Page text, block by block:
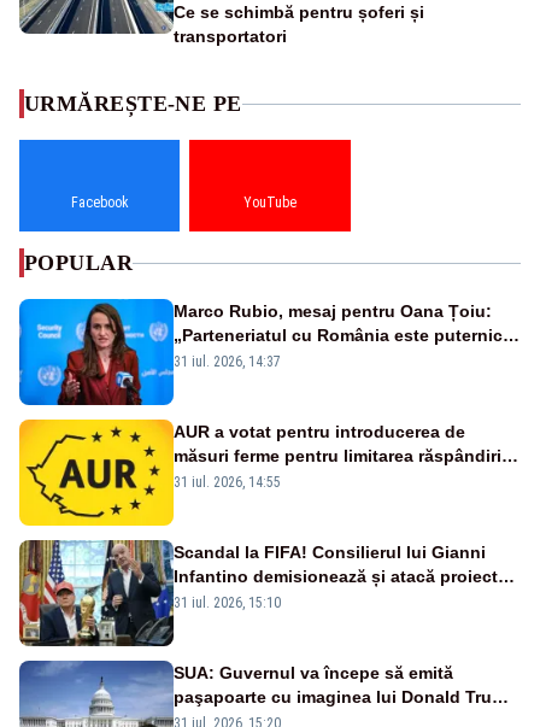
Ce se schimbă pentru șoferi și
transportatori
URMĂREȘTE-NE PE
Facebook YouTube
POPULAR
Marco Rubio, mesaj pentru Oana Țoiu:
„Parteneriatul cu România este puternic
și prețuit”
31 iul. 2026, 14:37
AUR a votat pentru introducerea de
măsuri ferme pentru limitarea răspândirii
virusului pestei porcine africane
31 iul. 2026, 14:55
Scandal la FIFA! Consilierul lui Gianni
Infantino demisionează și atacă proiectul
privind investitorii străini
31 iul. 2026, 15:10
SUA: Guvernul va începe să emită
paşapoarte cu imaginea lui Donald Trump
începând cu 8 august
31 iul. 2026, 15:20